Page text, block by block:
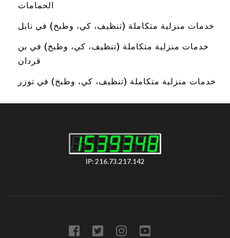
الحمامات
خدمات منزلية متكاملة (تنظيف، كي، وطبخ) في نابل
خدمات منزلية متكاملة (تنظيف، كي، وطبخ) في بن
قردان
خدمات منزلية متكاملة (تنظيف، كي، وطبخ) في توزر
IP: 216.73.217.142